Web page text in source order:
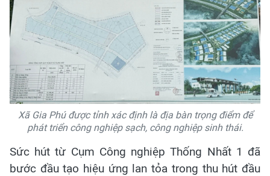
Xã Gia Phú được tỉnh xác định là địa bàn trọng điểm để
phát triển công nghiệp sạch, công nghiệp sinh thái.
Sức hút từ Cụm Công nghiệp Thống Nhất 1 đã
bước đầu tạo hiệu ứng lan tỏa trong thu hút đầu